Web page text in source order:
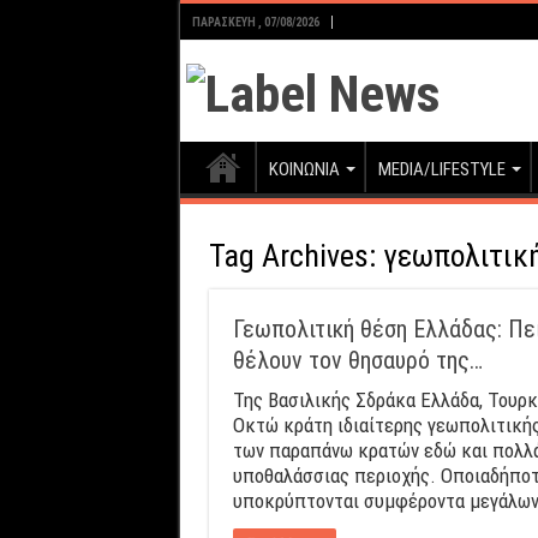
ΠΑΡΑΣΚΕΥΉ , 07/08/2026
ΚΟΙΝΩΝΙΑ MEDIA/LIFESTYLE
Tag Archives:
Γεωπολιτική θέση Ελλάδας:
θέλουν τον θησαυρό της…
Της Βασιλικής Σδράκα Ελλάδα,
Οκτώ κράτη ιδιαίτερης
των παραπάνω κρατών εδώ και
υποθαλάσσιας περιοχής.
υποκρύπτονται συμφέροντα